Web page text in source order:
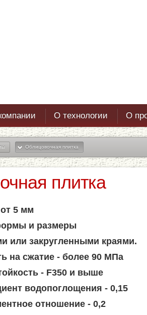
О технологии О
Облицовочная плитка
плитка
5 мм
и размеры
или закругленными краями.
на сжатие - более 90 МПа
- F350 и выше
водопоглощения - 0,15
отношение - 0,2